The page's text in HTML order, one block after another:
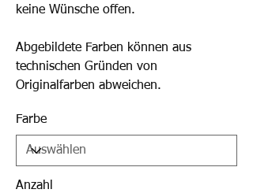
keine Wünsche offen.
Abgebildete Farben können aus
technischen Gründen von
Originalfarben abweichen.
Farbe
Anzahl